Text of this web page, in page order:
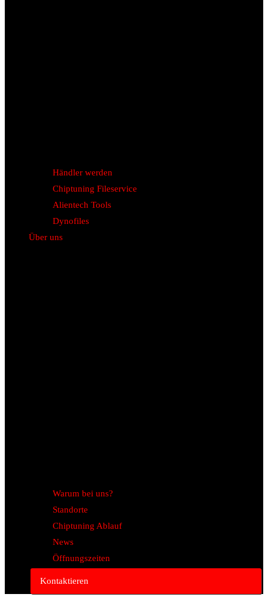
Händler werden
Chiptuning Fileservice
Alientech Tools
Dynofiles
Über uns
Warum bei uns?
Standorte
Chiptuning Ablauf
News
Öffnungszeiten
Kontaktieren